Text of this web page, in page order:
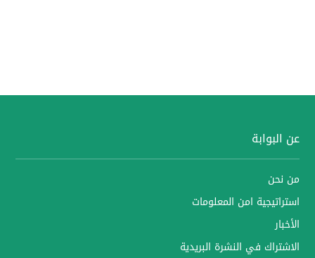
عن البوابة
من نحن
استراتيجية امن المعلومات
الأخبار
الاشتراك في النشرة البريدية